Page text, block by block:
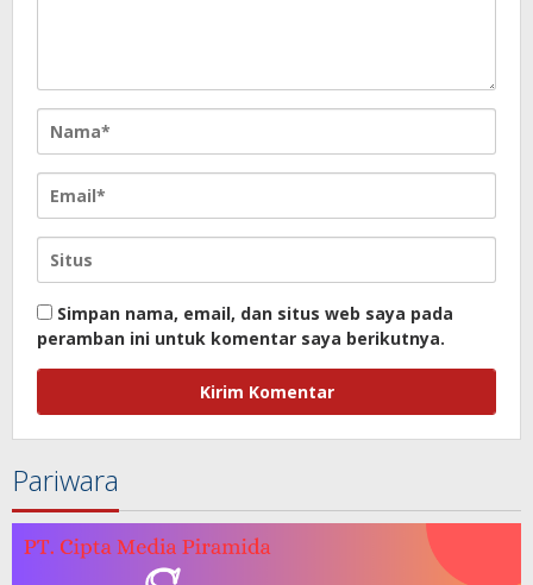
Simpan nama, email, dan situs web saya pada
peramban ini untuk komentar saya berikutnya.
Pariwara